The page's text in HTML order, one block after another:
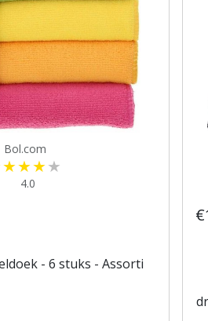
Bol.com
4.0
- 6 stuks - Assorti